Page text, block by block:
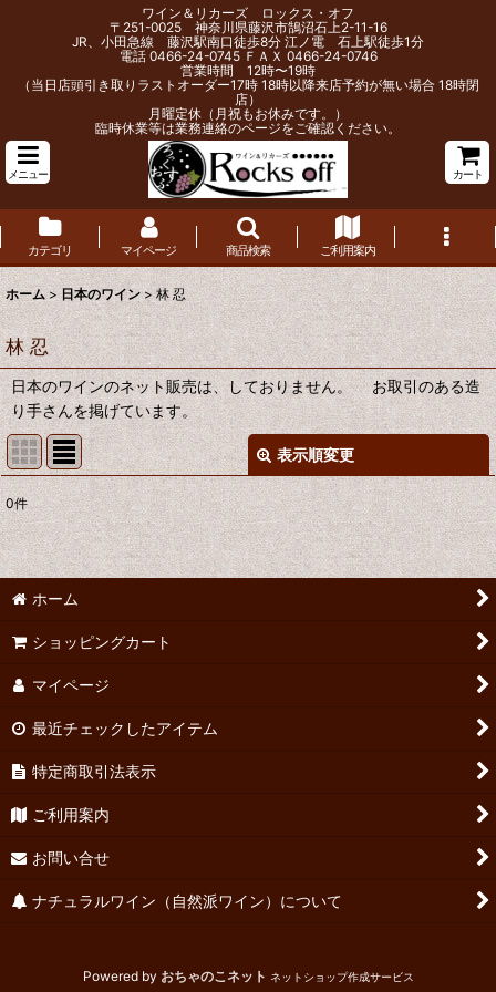
ワイン＆リカーズ ロックス・オフ
〒251-0025 神奈川県藤沢市鵠沼石上2-11-16
JR、小田急線 藤沢駅南口徒歩8分 江ノ電 石上駅徒歩1分
電話 0466-24-0745 ＦＡＸ 0466-24-0746
営業時間 12時〜19時
（当日店頭引き取りラストオーダー17時 18時以降来店予約が無い場合 18時閉
店）
月曜定休（月祝もお休みです。）
臨時休業等は業務連絡のページをご確認ください。
メニュー カート
カテゴリ マイページ 商品検索 ご利用案内
ホーム > 日本のワイン > 林 忍
林 忍
日本のワインのネット販売は、しておりません。 お取引のある造
り手さんを掲げています。
表示順変更
表示数 :
並び順:
0件
ホーム
ショッピングカート
マイページ
最近チェックしたアイテム
特定商取引法表示
ご利用案内
お問い合せ
ナチュラルワイン（自然派ワイン）について
Powered by おちゃのこネット ネットショップ作成サービス